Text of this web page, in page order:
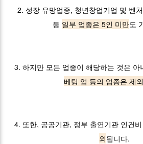
2. 성장 유망업종, 청년창업기업 및 벤
등 일부 업종은 5인 미만도
3. 하지만 모든 업종이 해당하는 것은 아
베팅 업 등의 업종은 제외
4. 또한, 공공기관, 정부 출연기관 인건
외됩니다.